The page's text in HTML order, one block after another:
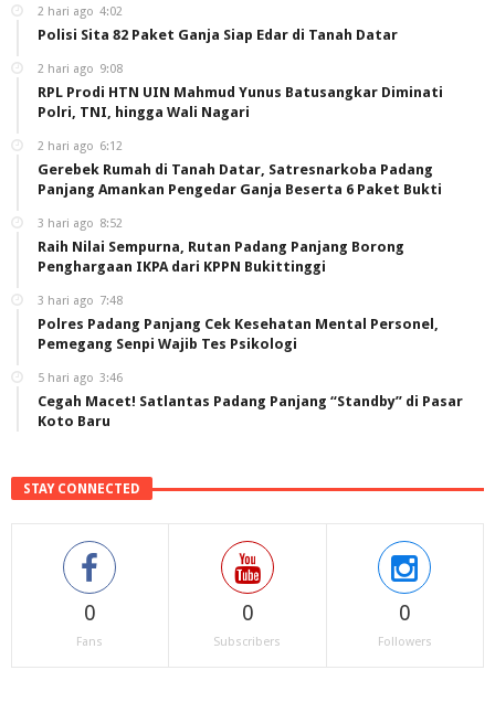
2 hari ago 4:02
Polisi Sita 82 Paket Ganja Siap Edar di Tanah Datar
2 hari ago 9:08
RPL Prodi HTN UIN Mahmud Yunus Batusangkar Diminati
Polri, TNI, hingga Wali Nagari
2 hari ago 6:12
Gerebek Rumah di Tanah Datar, Satresnarkoba Padang
Panjang Amankan Pengedar Ganja Beserta 6 Paket Bukti
3 hari ago 8:52
Raih Nilai Sempurna, Rutan Padang Panjang Borong
Penghargaan IKPA dari KPPN Bukittinggi
3 hari ago 7:48
Polres Padang Panjang Cek Kesehatan Mental Personel,
Pemegang Senpi Wajib Tes Psikologi
5 hari ago 3:46
Cegah Macet! Satlantas Padang Panjang “Standby” di Pasar
Koto Baru
STAY CONNECTED
0
Fans
0
Subscribers
0
Followers